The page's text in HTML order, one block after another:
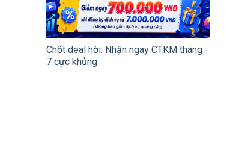
Chốt deal hời: Nhận ngay CTKM tháng
7 cực khủng